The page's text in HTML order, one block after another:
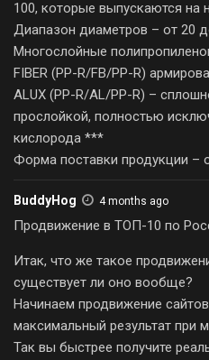
100, которые выпускаются
Диапазон диаметров – от 20
Многослойные
FIBER (PP-R/FB/PP-R)
ALUX (PP-R/AL/PP-R) –
прослойкой, полностью
кислорода ***
Форма поставки продукции –
BuddyHog 4 months ago
Продвижение в ТОП-10 по
Итак, что же такое
существует ли оно вообще?
Начинаем продвижение
максимальный результат при
Так вы быстрее получите